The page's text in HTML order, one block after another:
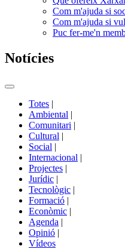
Com m'ajuda si
Com m'ajuda si
Puc fer-me'n
Notícies
Commutador
portals
Totes |
Ambiental |
Comunitari |
Cultural |
Social |
Internacional |
Projectes |
Jurídic |
Tecnològic |
Formació |
Econòmic |
Agenda |
Opinió |
Vídeos